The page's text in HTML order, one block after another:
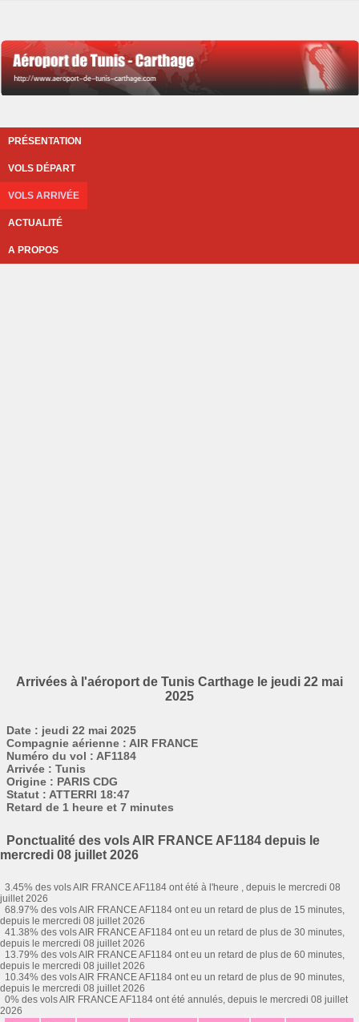
PRÉSENTATION
VOLS DÉPART
VOLS ARRIVÉE
ACTUALITÉ
A PROPOS
Arrivées à l'aéroport de Tunis Carthage le jeudi 22 mai
2025
Date : jeudi 22 mai 2025
Compagnie aérienne : AIR FRANCE
Numéro du vol : AF1184
Arrivée : Tunis
Origine : PARIS CDG
Statut : ATTERRI 18:47
Retard de 1 heure et 7 minutes
Ponctualité des vols AIR FRANCE AF1184 depuis le
mercredi 08 juillet 2026
3.45% des vols AIR FRANCE AF1184 ont été à l'heure , depuis le mercredi 08
juillet 2026
68.97% des vols AIR FRANCE AF1184 ont eu un retard de plus de 15 minutes,
depuis le mercredi 08 juillet 2026
41.38% des vols AIR FRANCE AF1184 ont eu un retard de plus de 30 minutes,
depuis le mercredi 08 juillet 2026
13.79% des vols AIR FRANCE AF1184 ont eu un retard de plus de 60 minutes,
depuis le mercredi 08 juillet 2026
10.34% des vols AIR FRANCE AF1184 ont eu un retard de plus de 90 minutes,
depuis le mercredi 08 juillet 2026
0% des vols AIR FRANCE AF1184 ont été annulés, depuis le mercredi 08 juillet
2026